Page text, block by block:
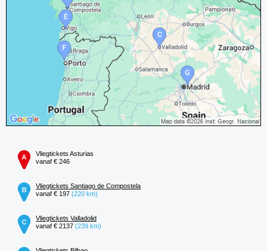
Vliegtickets Asturias
vanaf € 246
Vliegtickets Santiago de Compostela
vanaf € 197 (220 km)
Vliegtickets Valladolid
vanaf € 2137 (239 km)